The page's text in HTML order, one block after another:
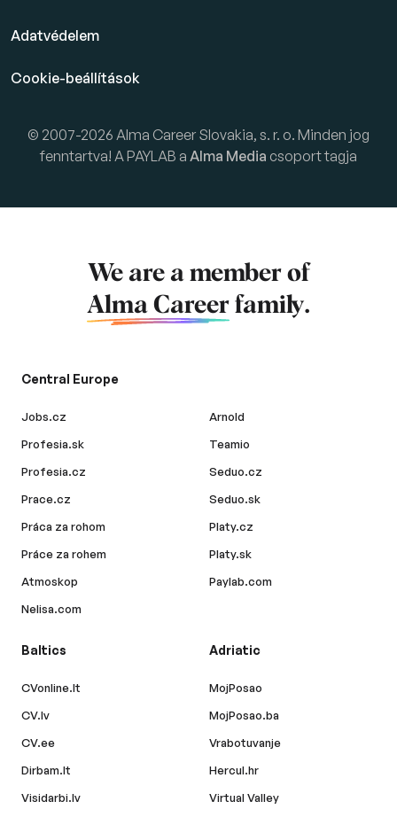
Adatvédelem
Cookie-beállítások
© 2007-2026 Alma Career Slovakia, s. r. o. Minden jog
fenntartva! A PAYLAB a Alma Media csoport tagja
We are a member of
Alma Career family.
Central Europe
Jobs.cz
Profesia.sk
Profesia.cz
Prace.cz
Práca za rohom
Práce za rohem
Atmoskop
Nelisa.com
Arnold
Teamio
Seduo.cz
Seduo.sk
Platy.cz
Platy.sk
Paylab.com
Baltics
CVonline.lt
CV.lv
CV.ee
Dirbam.lt
Visidarbi.lv
Adriatic
MojPosao
MojPosao.ba
Vrabotuvanje
Hercul.hr
Virtual Valley